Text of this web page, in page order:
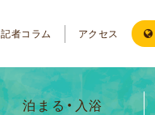
者コラム アクセス
泊まる・入浴